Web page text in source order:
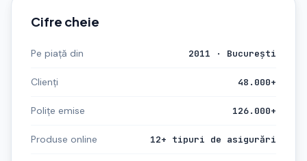
Cifre cheie
Pe piață din 2011 · București
Clienți 48.000+
Polițe emise 126.000+
Produse online 12+ tipuri de asigurări